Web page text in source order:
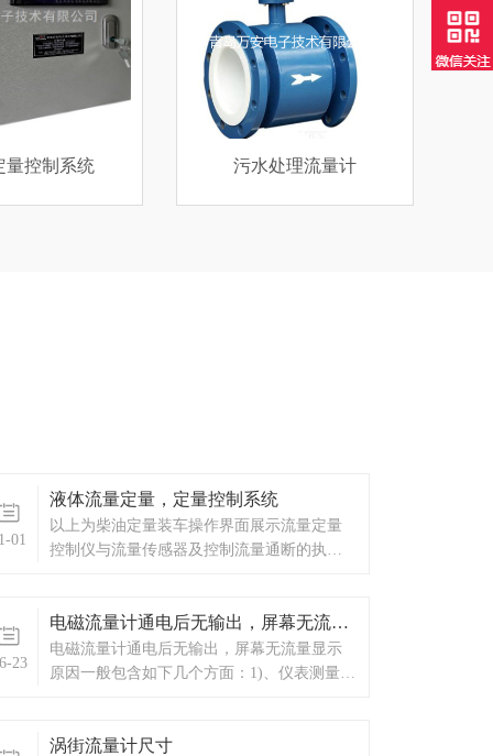
理流量计 电磁流量计厂家
01
液体流量定量，定量控制系统
以上为柴油定量装车操作界面展示流量定量
控制仪与流量传感器及控制流量通断的执行
量定量控制仪按输入信号分为频率脉冲输入
型和流量变送信号输入型两种供用户选择订
购。
23
电磁流量计通电后无输出，屏幕无流量显示
电磁流量计通电后无输出，屏幕无流量显示
原因一般包含如下几个方面：1)、仪表测量介
小，小信号设定不合理5)、安装不正确，电极
涡街流量计尺寸